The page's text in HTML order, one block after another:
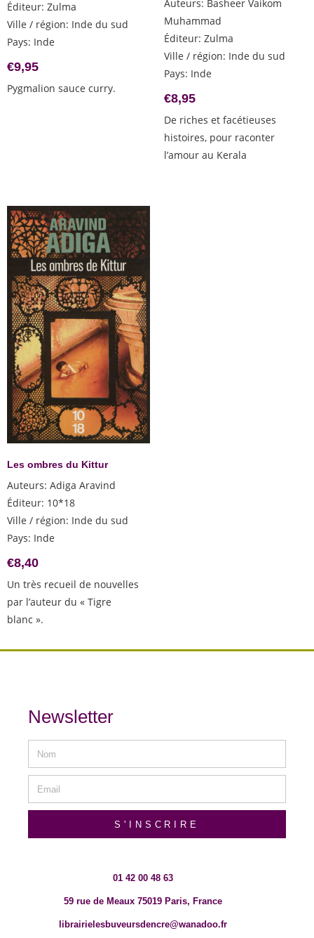
Éditeur: Zulma
Ville / région: Inde du sud
Pays: Inde
€9,95
Pygmalion sauce curry.
Auteurs: Basheer Vaikom
Muhammad
Éditeur: Zulma
Ville / région: Inde du sud
Pays: Inde
€8,95
De riches et facétieuses
histoires, pour raconter
l’amour au Kerala
Les ombres du Kittur
Auteurs: Adiga Aravind
Éditeur: 10*18
Ville / région: Inde du sud
Pays: Inde
€8,40
Un très recueil de nouvelles
par l’auteur du « Tigre
blanc ».
Newsletter
S'INSCRIRE
01 42 00 48 63
59 rue de Meaux 75019 Paris, France
librairielesbuveursdencre@wanadoo.fr